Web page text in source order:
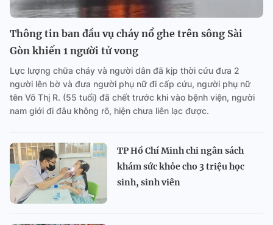
Thông tin ban đầu vụ cháy nổ ghe trên sông Sài
Gòn khiến 1 người tử vong
Lực lượng chữa cháy và người dân đã kịp thời cứu đưa 2
người lên bờ và đưa người phụ nữ đi cấp cứu, người phụ nữ
tên Võ Thị R. (55 tuổi) đã chết trước khi vào bệnh viện, người
nam giới đi đâu không rõ, hiện chưa liên lạc được.
TP Hồ Chí Minh chi ngân sách
khám sức khỏe cho 3 triệu học
sinh, sinh viên